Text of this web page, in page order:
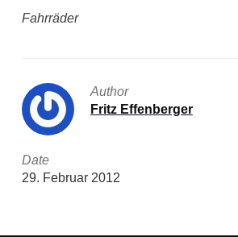
Fahrräder
Author
Fritz Effenberger
Date
29. Februar 2012